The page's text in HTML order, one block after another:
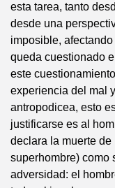
esta tarea, tanto
desde una
imposible,
queda cuestionado
este
experiencia del mal
antropodicea, esto
justificarse es al
declara la muerte de
superhombre) como
adversidad: el